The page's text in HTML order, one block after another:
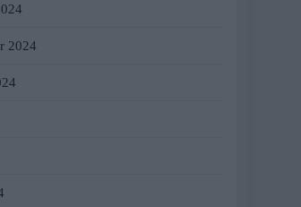
2024